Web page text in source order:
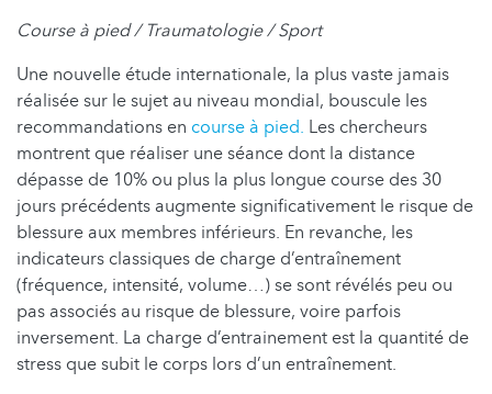
Course à pied / Traumatologie / Sport
Une nouvelle étude internationale, la plus vaste jamais
réalisée sur le sujet au niveau mondial, bouscule les
recommandations en course à pied. Les chercheurs
montrent que réaliser une séance dont la distance
dépasse de 10% ou plus la plus longue course des 30
jours précédents augmente significativement le risque de
blessure aux membres inférieurs. En revanche, les
indicateurs classiques de charge d’entraînement
(fréquence, intensité, volume…) se sont révélés peu ou
pas associés au risque de blessure, voire parfois
inversement. La charge d’entrainement est la quantité de
stress que subit le corps lors d’un entraînement.